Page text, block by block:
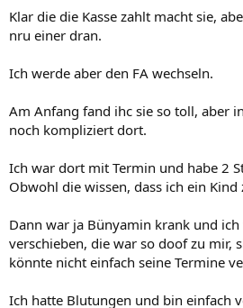
Klar die die Kasse zahlt macht sie,
nru einer dran.
Ich werde aber den FA wechseln.
Am Anfang fand ihc sie so toll, aber
noch kompliziert dort.
Ich war dort mit Termin und habe 2
Obwohl die wissen, dass ich ein Kind
Dann war ja Bünyamin krank und
verschieben, die war so doof zu mir,
könnte nicht einfach seine Termine
Ich hatte Blutungen und bin einfach